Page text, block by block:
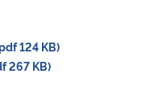
124 KB)
267 KB)